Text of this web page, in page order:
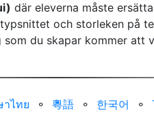
där eleverna måste
och storleken på
du skapar kommer att
ไทย ⚬ 粵語 ⚬ 한국어 ⚬